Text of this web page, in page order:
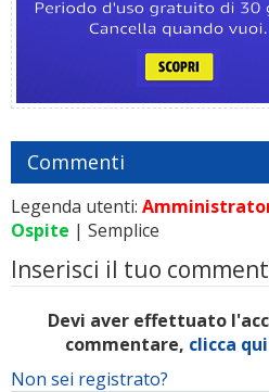
Commenti
Legenda utenti:
Ospite | Semplice
Inserisci il tuo
Devi aver effettuato
commentare, clicca
Non sei registrato?